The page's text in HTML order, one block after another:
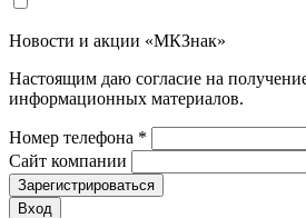
Новости и акции «МКЗнак»
Настоящим даю согласие на
информационных материалов.
Номер телефона *
Сайт компании
Зарегистрироваться
Вход